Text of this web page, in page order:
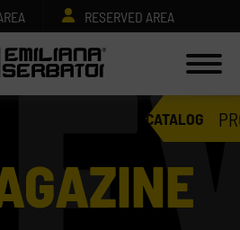
RESERVED AREA
CATALOG